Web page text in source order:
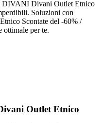
DIVANI Divani Outlet Etnico
Soluzioni con
Scontate del -60% /
ottimale per te.
Outlet Etnico